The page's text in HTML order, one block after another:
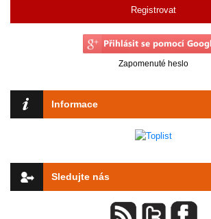
Registrovat
Zapomenuté heslo
Informace
Sledujte nás